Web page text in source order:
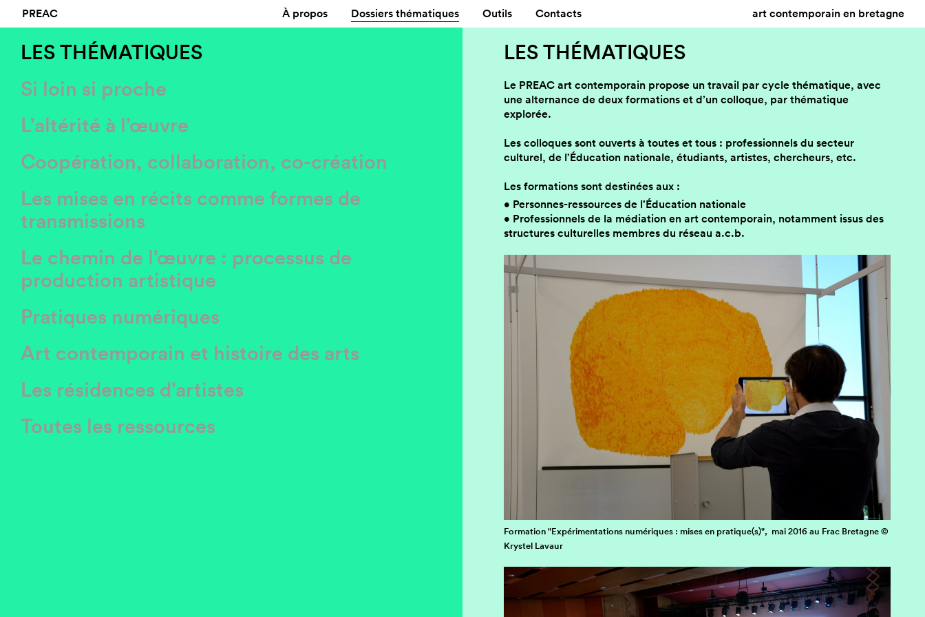
PREAC À propos Dossiers thématiques Outils Contacts art contemporain en bretagne
LES THÉMATIQUES
Si loin si proche
L’altérité à l’œuvre
Coopération, collaboration, co-création
Les mises en récits comme formes de
transmissions
Le chemin de l’œuvre : processus de
production artistique
Pratiques numériques
Art contemporain et histoire des arts
Les résidences d’artistes
Toutes les ressources
LES THÉMATIQUES
Le PREAC art contemporain propose un travail par cycle thématique, avec
une alternance de deux formations et d’un colloque, par thématique
explorée.
Les colloques sont ouverts à toutes et tous : professionnels du secteur
culturel, de l’Éducation nationale, étudiants, artistes, chercheurs, etc.
Les formations sont destinées aux :
Personnes-ressources de l’Éducation nationale
Professionnels de la médiation en art contemporain, notamment issus des
structures culturelles membres du réseau a.c.b.
Formation "Expérimentations numériques : mises en pratique(s)", mai 2016 au Frac Bretagne©
Krystel Lavaur